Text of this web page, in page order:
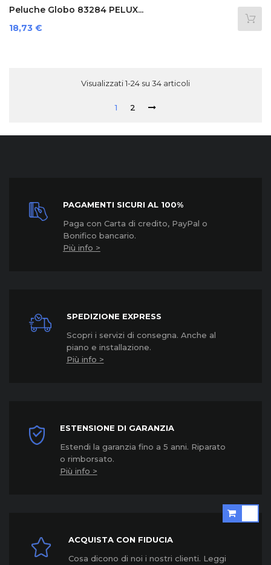
Peluche Globo 83284 PELUX...
Prezzo
18,73 €
Visualizzati 1-24 su 34 articoli
1 2
PAGAMENTI SICURI AL 100%
Paga con Carta di credito, PayPal o
Bonifico bancario.
Più info >
SPEDIZIONE EXPRESS
Scopri i servizi di consegna. Anche al
piano e installazione.
Più info >
ESTENSIONE DI GARANZIA
Estendi la garanzia fino a 5 anni. Riparato
o rimborsato.
Più info >
ACQUISTA CON FIDUCIA
Cosa dicono di noi i nostri clienti. Leggi